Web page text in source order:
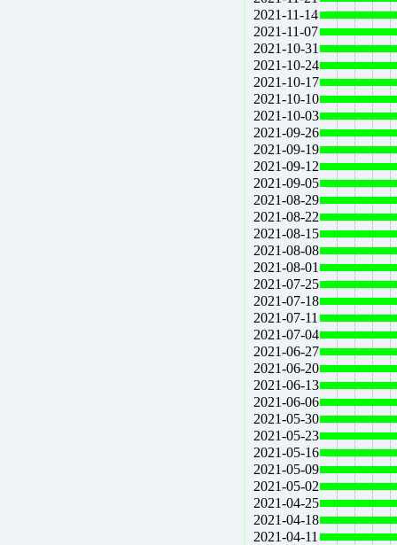
2021-11-14
2021-11-07
2021-10-31
2021-10-24
2021-10-17
2021-10-10
2021-10-03
2021-09-26
2021-09-19
2021-09-12
2021-09-05
2021-08-29
2021-08-22
2021-08-15
2021-08-08
2021-08-01
2021-07-25
2021-07-18
2021-07-11
2021-07-04
2021-06-27
2021-06-20
2021-06-13
2021-06-06
2021-05-30
2021-05-23
2021-05-16
2021-05-09
2021-05-02
2021-04-25
2021-04-18
2021-04-11